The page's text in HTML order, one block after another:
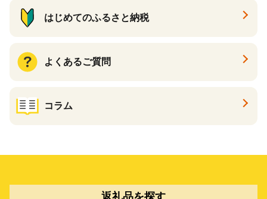
はじめてのふるさと納税
よくあるご質問
コラム
返礼品を探す